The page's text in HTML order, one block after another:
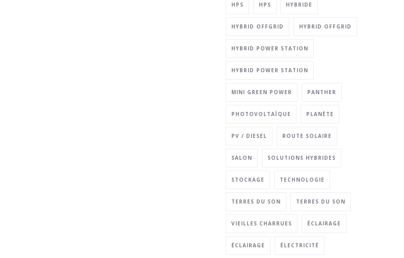
HPS HPS HYBRIDE
HYBRID OFFGRID HYBRID OFFGRID
HYBRID POWER STATION
HYBRID POWER STATION
MINI GREEN POWER PANTHER
PHOTOVOLTAÏQUE PLANÈTE
PV / DIESEL ROUTE SOLAIRE
SALON SOLUTIONS HYBRIDES
STOCKAGE TECHNOLOGIE
TERRES DU SON TERRES DU SON
VIEILLES CHARRUES ÉCLAIRAGE
ÉCLAIRAGE ÉLECTRICITÉ